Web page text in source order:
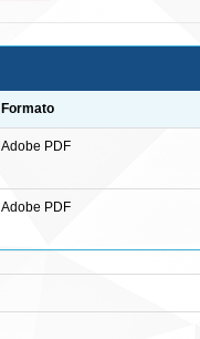
Formato
Adobe PDF
Adobe PDF